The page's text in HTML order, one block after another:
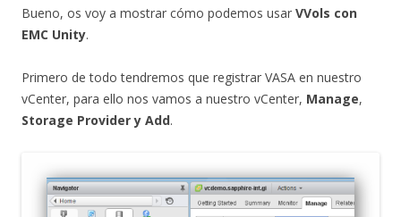
Bueno, os voy a mostrar cómo podemos usar VVols con
EMC Unity.
Primero de todo tendremos que registrar VASA en nuestro
vCenter, para ello nos vamos a nuestro vCenter, Manage,
Storage Provider y Add.